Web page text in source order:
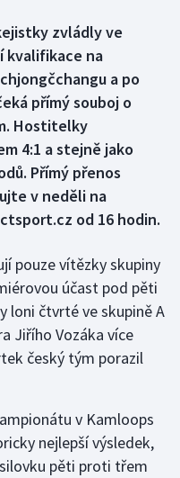
zvládly ve
kvalifikace na
a po
přímý souboj o
Hostitelky
4:1 a stejně jako
Přímý přenos
v neděli na
od 16 hodin.
pouze vítězky skupiny
účast pod pěti
loni čtvrté ve skupině A
Jiřího Vozáka více
český tým porazil
v Kamloops
nejlepší výsledek,
pěti proti třem